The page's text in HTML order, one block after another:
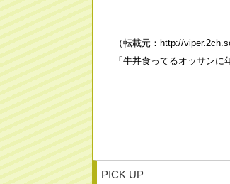
（転載元：http://
「牛丼食ってるオッサンに
PICK UP